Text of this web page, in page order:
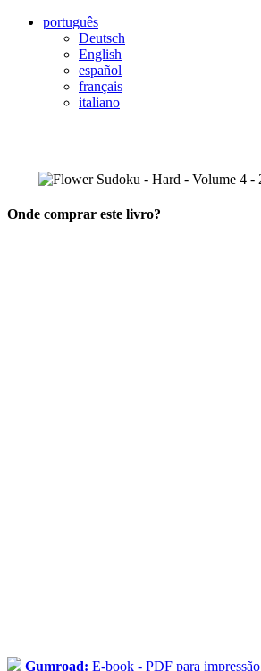
português
Deutsch
English
español
français
italiano
Onde comprar este livro?
Gumroad: E-book - PDF para impressão